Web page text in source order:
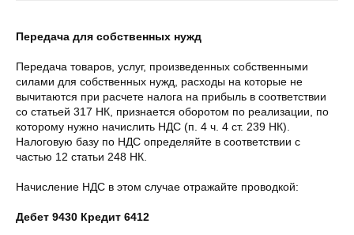
Передача для собственных нужд
Передача товаров, услуг, произведенных собственными
силами для собственных нужд, расходы на которые не
вычитаются при расчете налога на прибыль в соответствии
со статьей 317 НК, признается оборотом по реализации, по
которому нужно начислить НДС (п. 4 ч. 4 ст. 239 НК).
Налоговую базу по НДС определяйте в соответствии с
частью 12 статьи 248 НК.
Начисление НДС в этом случае отражайте проводкой:
Дебет 9430 Кредит 6412